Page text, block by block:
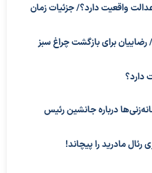
عدالت واقعیت دارد؟/ جزئیات زمان
برای بازگشت چراغ سبز
دارد؟
درباره جانشین رئیس
مادرید را پیچاند!